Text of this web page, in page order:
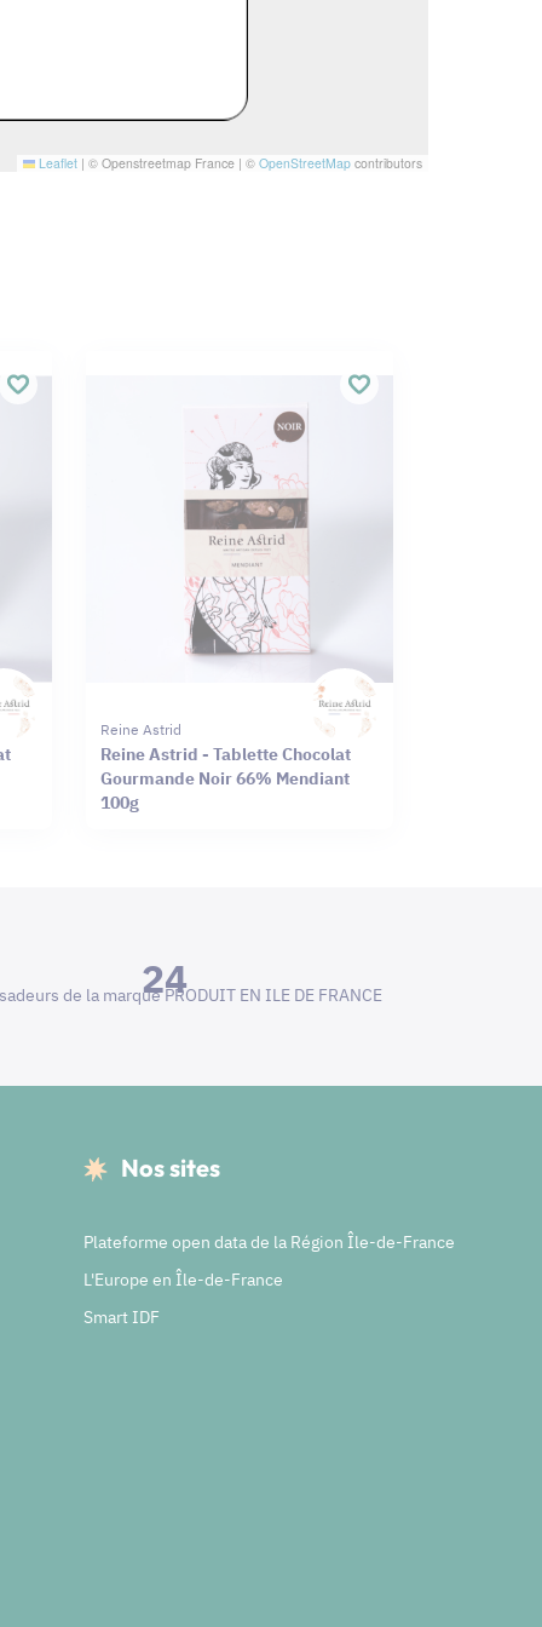
Leaflet | © Openstreetmap France | © OpenStreetMap contributors
Reine Astrid
Reine Astrid - Tablette Chocolat
Gourmande Noir 66% Mendiant
100g
24
de la marque PRODUIT EN ILE DE FRANCE
Nos sites
Plateforme open data de la Région Île-de-France
L'Europe en Île-de-France
Smart IDF